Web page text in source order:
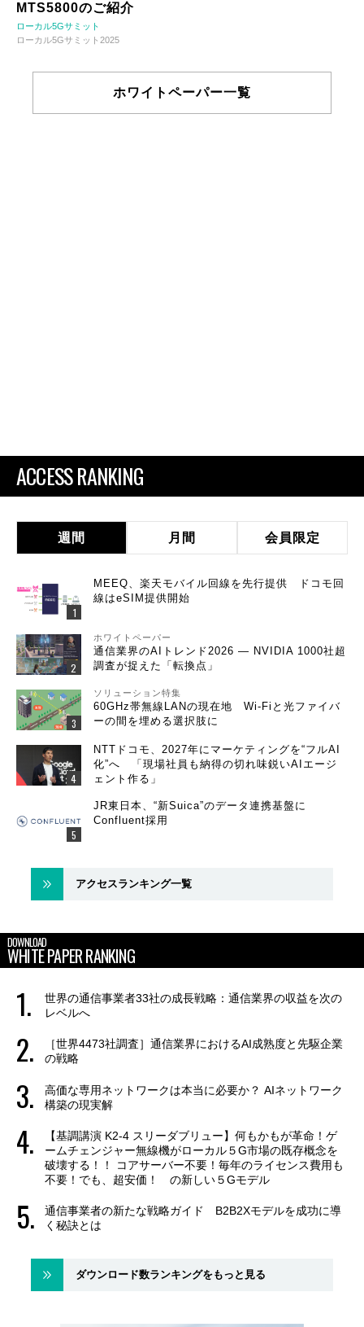
MTS5800のご紹介
ローカル5Gサミット
ローカル5Gサミット2025
ホワイトペーパー一覧
ACCESS RANKING
週間 月間 会員限定
MEEQ、楽天モバイル回線を先行提供 ドコモ回
線はeSIM提供開始
ホワイトペーパー
通信業界のAIトレンド2026 ― NVIDIA 1000社超
調査が捉えた「転換点」
ソリューション特集
60GHz帯無線LANの現在地 Wi-Fiと光ファイバ
ーの間を埋める選択肢に
NTTドコモ、2027年にマーケティングを“フルAI
化”へ 「現場社員も納得の切れ味鋭いAIエージ
ェント作る」
JR東日本、“新Suica”のデータ連携基盤に
Confluent採用
アクセスランキング一覧
DOWNLOAD
WHITE PAPER RANKING
世界の通信事業者33社の成長戦略：通信業界の収益を次の
レベルへ
［世界4473社調査］通信業界におけるAI成熟度と先駆企業
の戦略
高価な専用ネットワークは本当に必要か？ AIネットワーク
構築の現実解
【基調講演 K2-4 スリーダブリュー】何もかもが革命！ゲ
ームチェンジャー無線機がローカル５G市場の既存概念を
破壊する！！ コアサーバー不要！毎年のライセンス費用も
不要！でも、超安価！ の新しい５Gモデル
通信事業者の新たな戦略ガイド B2B2Xモデルを成功に導
く秘訣とは
ダウンロード数ランキングをもっと見る